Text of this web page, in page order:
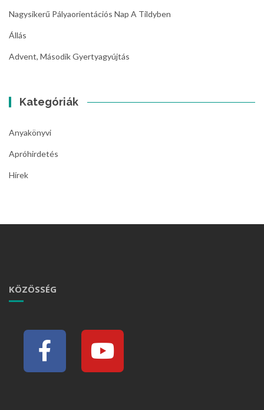
Nagysikerű Pályaorientációs Nap A Tildyben
Állás
Advent, Második Gyertyagyújtás
Kategóriák
Anyakönyvi
Apróhirdetés
Hírek
KÖZÖSSÉG